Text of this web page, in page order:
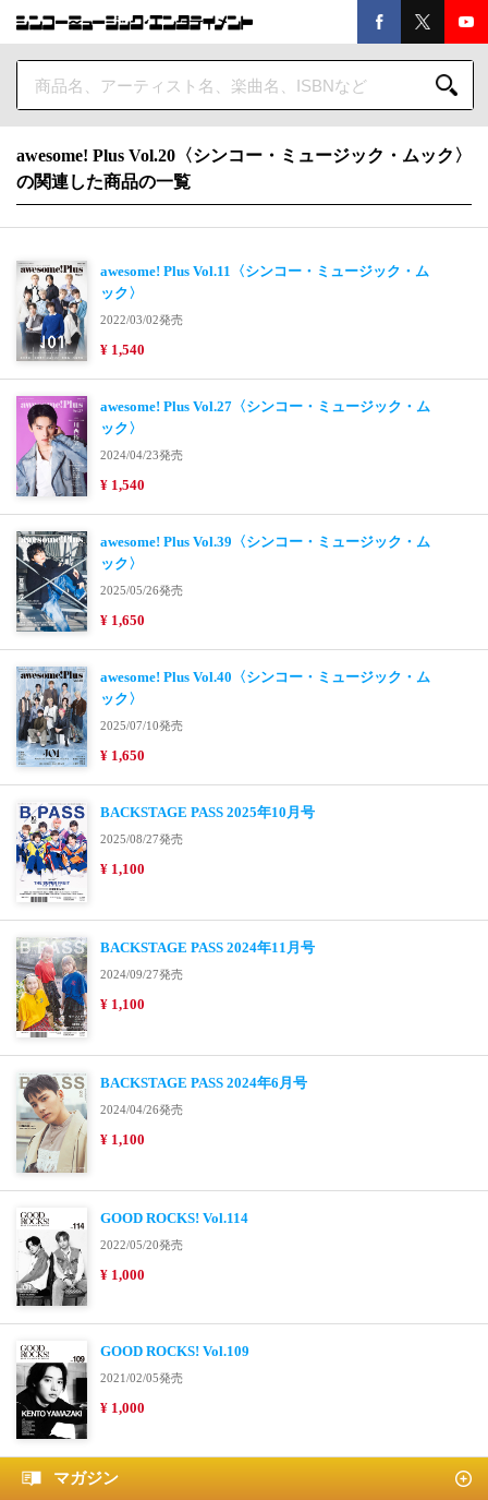
awesome! Plus Vol.20〈シンコー・ミュージック・ムック〉
の関連した商品の一覧
awesome! Plus Vol.11〈シンコー・ミュージック・ム
ック〉
2022/03/02発売
¥ 1,540
awesome! Plus Vol.27〈シンコー・ミュージック・ム
ック〉
2024/04/23発売
¥ 1,540
awesome! Plus Vol.39〈シンコー・ミュージック・ム
ック〉
2025/05/26発売
¥ 1,650
awesome! Plus Vol.40〈シンコー・ミュージック・ム
ック〉
2025/07/10発売
¥ 1,650
BACKSTAGE PASS 2025年10月号
2025/08/27発売
¥ 1,100
BACKSTAGE PASS 2024年11月号
2024/09/27発売
¥ 1,100
BACKSTAGE PASS 2024年6月号
2024/04/26発売
¥ 1,100
GOOD ROCKS! Vol.114
2022/05/20発売
¥ 1,000
GOOD ROCKS! Vol.109
2021/02/05発売
¥ 1,000
マガジン